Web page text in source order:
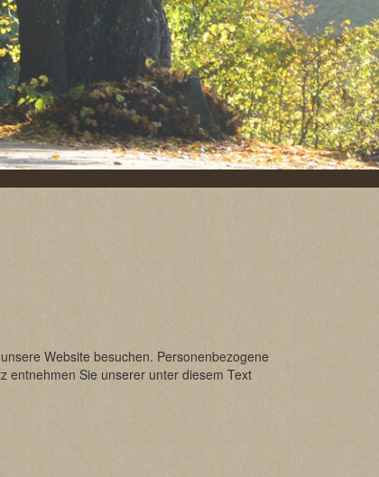
Website besuchen. Personenbezogene
entnehmen Sie unserer unter diesem Text